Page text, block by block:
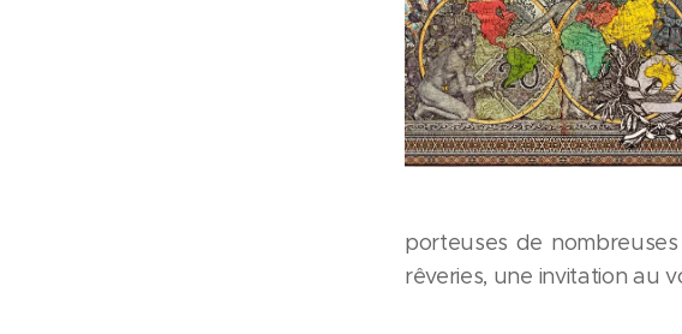
porteuses de
rêveries, une invitation au